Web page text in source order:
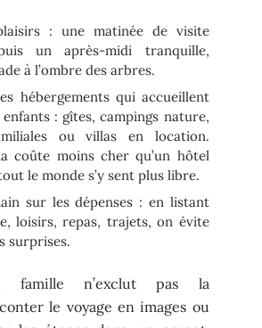
: une matinée de visite
un après-midi tranquille,
à l’ombre des arbres.
hébergements qui accueillent
: gîtes, campings nature,
ou villas en location.
coûte moins cher qu’un hôtel
le monde s’y sent plus libre.
sur les dépenses : en listant
loisirs, repas, trajets, on évite
surprises.
famille n’exclut pas la
le voyage en images ou